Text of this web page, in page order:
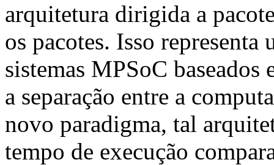
arquitetura dirigida a
os pacotes. Isso representa
sistemas MPSoC
a separação entre a
novo paradigma, tal
tempo de execução